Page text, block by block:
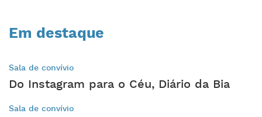
Em destaque
Sala de convívio
Do Instagram para o Céu, Diário da Bia
Sala de convívio